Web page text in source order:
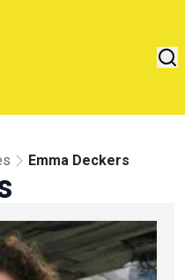
Emma Deckers